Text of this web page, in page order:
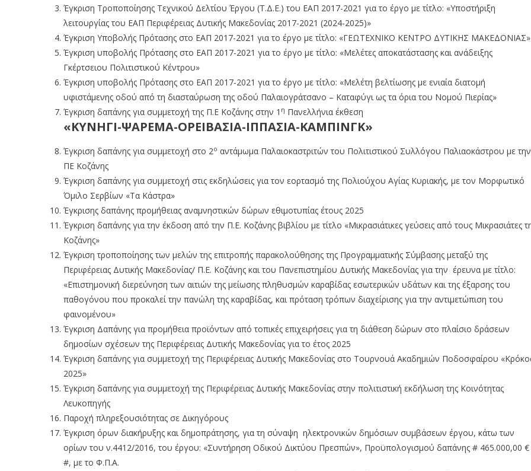
Έγκριση Τροποποίησης Τεχνικού Δελτίου Έργου (Τ.Δ.Ε.) του ΕΑΠ 2017-2021 για το έργο με τίτλο: «Υποστήριξη
λειτουργίας του ΕΑΠ Περιφέρειας Δυτικής Μακεδονίας 2017-2021 (2024-2025)»
Έγκριση Υποβολής Πρότασης στο ΕΑΠ 2017-2021 για το έργο με τίτλο: «ΓΕΩΤΕΧΝΙΚΟ ΚΕΝΤΡΟ ΔΥΤΙΚΗΣ ΜΑΚΕΔΟΝΙΑΣ»
Έγκριση υποβολής Πρότασης στο ΕΑΠ 2017-2021 για το έργο με τίτλο: «Μελέτες αποκατάστασης και ανάδειξης
Γκέρτσειου Πολιτιστικού Κέντρου»
Έγκριση υποβολής Πρότασης στο ΕΑΠ 2017-2021 για το έργο με τίτλο: «Μελέτη βελτίωσης με ενιαία διατομή
υφιστάμενης οδού από τη διασταύρωση της οδού Παλαιογράτσανο – Καταφύγι ως τα όρια του Νομού Πιερίας»
Έγκριση δαπάνης για συμμετοχή της Π.Ε Κοζάνης στην 1 η Πανελλήνια έκθεση
«ΚΥΝΗΓΙ-ΨΑΡΕΜΑ-ΟΡΕΙΒΑΣΙΑ-ΙΠΠΑΣΙΑ-ΚΑΜΠΙΝΓΚ»
Έγκριση δαπάνης για συμμετοχή στο 2ο αντάμωμα Παλαιοκαστριτών του Πολιτιστικού Συλλόγου Παλιαοκάστρου με την
ΠΕ Κοζάνης
Έγκριση δαπάνης για συμμετοχή στις εκδηλώσεις για τον εορτασμό της Πολιούχου Αγίας Κυριακής, με τον Μορφωτικό
Όμιλο Σερβίων «Τα Κάστρα»
Έγκρισης δαπάνης προμήθειας αναμνηστικών δώρων εθιμοτυπίας έτους 2025
Έγκριση δαπάνης για την έκδοση από την Π.Ε. Κοζάνης βιβλίου με τίτλο «Μικρασιάτικες γεύσεις από τους Μικρασιάτες
Κοζάνης»
Έγκριση τροποποίησης των μελών της επιτροπής παρακολούθησης της Προγραμματικής Σύμβασης μεταξύ της
Περιφέρειας Δυτικής Μακεδονίας/ Π.Ε. Κοζάνης και του Πανεπιστημίου Δυτικής Μακεδονίας για την έρευνα με τίτλο:
«Επιστημονική διερεύνηση των αιτιών της μείωσης πληθυσμών καραβίδας εσωτερικών υδάτων και της έξαρσης του
παθογόνου που προκαλεί την πανώλη της καραβίδας, και πρόταση τρόπων διαχείρισης για την αντιμετώπιση του
φαινομένου»
Έγκριση Δαπάνης για προμήθεια προϊόντων από τοπικές επιχειρήσεις για τη διάθεση δώρων στο πλαίσιο δράσεων
δημοσίων σχέσεων της Περιφέρειας Δυτικής Μακεδονίας για το έτος 2025
Έγκριση δαπάνης για συμμετοχή της Περιφέρειας Δυτικής Μακεδονίας στο Τουρνουά Ακαδημιών Ποδοσφαίρου
2025»
Έγκριση δαπάνης για συμμετοχή της Περιφέρειας Δυτικής Μακεδονίας στην πολιτιστική εκδήλωση της Κοινότητας
Λευκοπηγής
Παροχή πληρεξουσιότητας σε Δικηγόρους
Έγκριση όρων διακήρυξης και δημοπράτησης, για τη σύναψη ηλεκτρονικών δημόσιων συμβάσεων έργου, κάτω των
ορίων του ν.4412/2016, του έργου: «Συντήρηση Οδικού Δικτύου Πρεσπών», Προϋπολογισμού δαπάνης # 465.000,00 €
#, με το Φ.Π.Α.